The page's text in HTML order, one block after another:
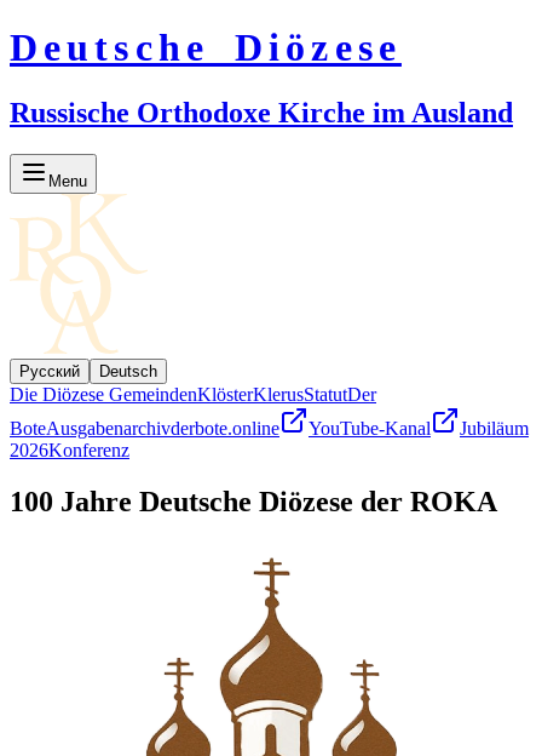
Deutsche Diözese
Russische Orthodoxe Kirche im Ausland
Menu
Русский Deutsch
Die Diözese GemeindenKlösterKlerusStatutDer
BoteAusgabenarchivderbote.online YouTube-Kanal
Jubiläum
2026Konferenz
100 Jahre Deutsche Diözese der ROKA